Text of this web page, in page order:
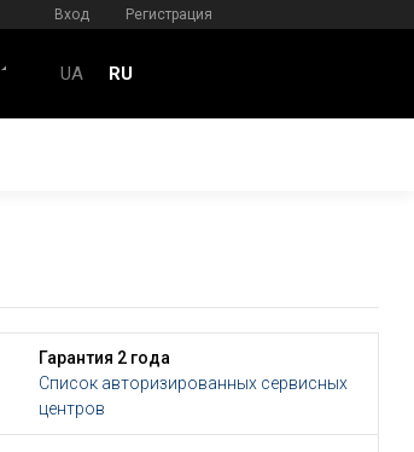
Вход Регистрация
UA RU
Гарантия 2 года
Список авторизированных сервисных
центров